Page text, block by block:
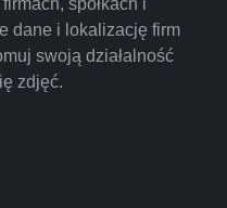
spółkach i
dane i lokalizację firm
swoją działalność
zdjęć.